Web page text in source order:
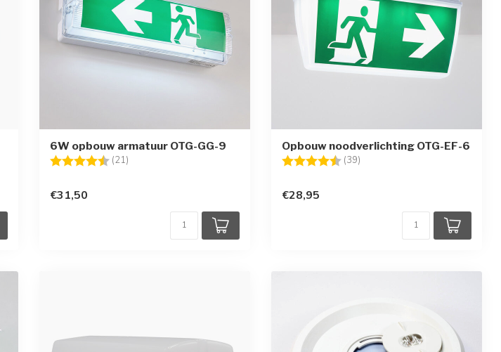
6W opbouw armatuur OTG-GG-9
Beoordeling: (21)
€31,50
Opbouw noodverlichting OTG-EF-6
Beoordeling: (39)
€28,95